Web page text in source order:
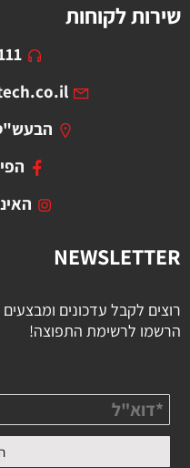
שירות לקוחות
הבעש"ט 38,
NEWSLETTER
רוצים לקבל עדכונים ומבצעים
הרשמו לרשימת התפוצה!